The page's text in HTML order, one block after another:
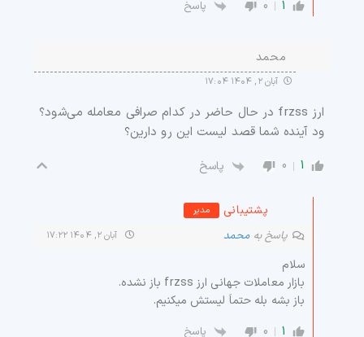
1
0 پاسخ
محمد
آبان ۲, ۱۴۰۴ ۱۷:۰۴
ارز frzss در حال حاضر در کدام صرافی معامله می‌شود؟
ود آینده شما قصد لیست این رو دارین؟
1
0 پاسخ
پشتیبانی مدیر
پاسخ بهمحمد آبان ۲, ۱۴۰۴ ۱۷:۲۲
سلام
بازار معاملات جهانی ارز frzss باز نشده.
باز بشه بله حتماَ لیستش میکنیم.
1
0 پاسخ